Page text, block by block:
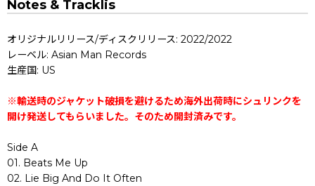
Notes & Tracklis
オリジナルリリース/ディスクリリース: 2022/2022
レーベル: Asian Man Records
生産国: US
※輸送時のジャケット破損を避けるため海外出荷時にシュリンクを
開け発送してもらいました。そのため開封済みです。
Side A
01. Beats Me Up
02. Lie Big And Do It Often